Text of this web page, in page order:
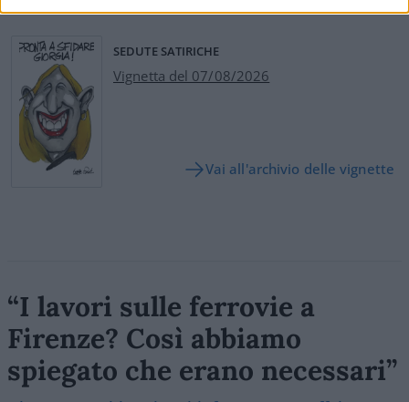
SEDUTE SATIRICHE
Vignetta del 07/08/2026
Vai all'archivio delle vignette
“I lavori sulle ferrovie a
Firenze? Così abbiamo
spiegato che erano necessari”